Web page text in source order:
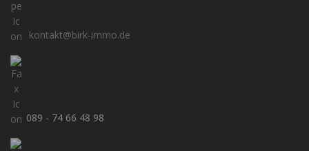
kontakt@birk-immo.de
089 - 74 66 48 98